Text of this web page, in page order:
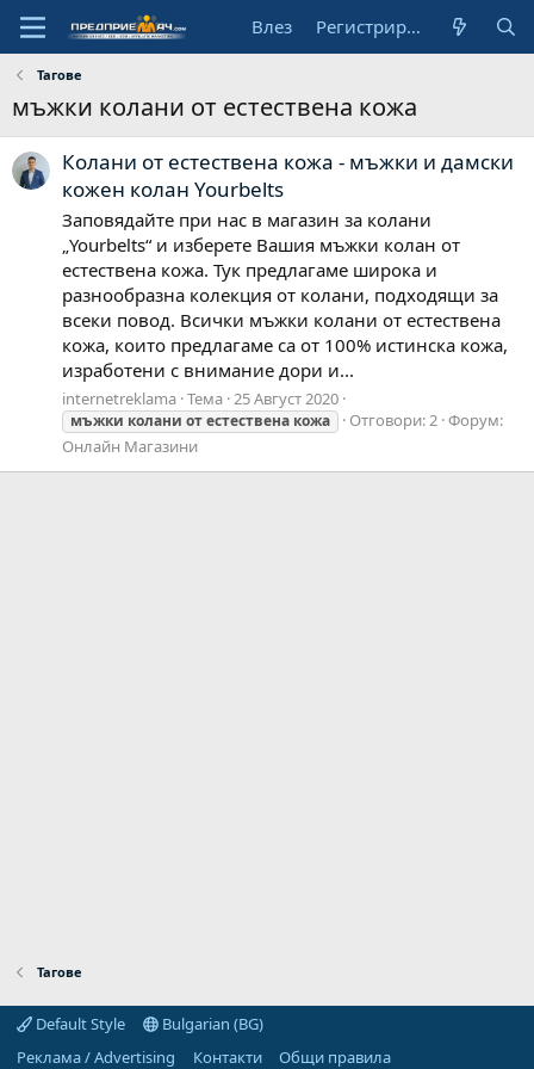
Влез Регистрирай се
Тагове
мъжки колани от естествена кожа
Колани от естествена кожа - мъжки и дамски
кожен колан Yourbelts
Заповядайте при нас в магазин за колани
„Yourbelts“ и изберете Вашия мъжки колан от
естествена кожа. Тук предлагаме широка и
разнообразна колекция от колани, подходящи за
всеки повод. Всички мъжки колани от естествена
кожа, които предлагаме са от 100% истинска кожа,
изработени с внимание дори и...
internetreklama Тема 25 Август 2020
мъжки колани отестествена кожа Отговори: 2 Форум:
Онлайн Магазини
Тагове
Default Style
Bulgarian (BG)
Реклама / Advertising
Контакти
Общи правила